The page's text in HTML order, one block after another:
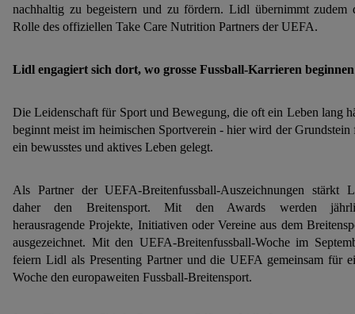
nachhaltig zu begeistern und zu fördern. Lidl übernimmt zudem
Rolle des offiziellen Take Care Nutrition Partners der UEFA.
Lidl engagiert sich dort, wo grosse Fussball-Karrieren beginnen
Die Leidenschaft für Sport und Bewegung, die oft ein Leben lang
beginnt meist im heimischen Sportverein - hier wird der Grundstein
ein bewusstes und aktives Leben gelegt.
Als Partner der UEFA-Breitenfussball-Auszeichnungen stärkt
daher den Breitensport. Mit den Awards werden
herausragende Projekte, Initiativen oder Vereine aus dem
ausgezeichnet. Mit den UEFA-Breitenfussball-Woche im
feiern Lidl als Presenting Partner und die UEFA gemeinsam für
Woche den europaweiten Fussball-Breitensport.